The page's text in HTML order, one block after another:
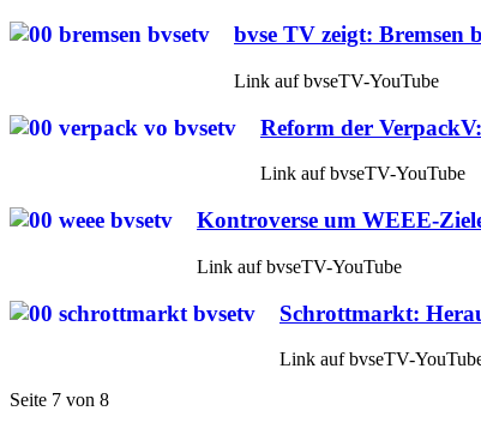
bvse TV zeigt: Bremsen
Link auf bvseTV-YouTube
Reform der
Link auf bvseTV-YouTube
Kontroverse um WEEE-
Link auf bvseTV-YouTube
Schrottmarkt:
Link auf bvseTV-
Seite 7 von 8